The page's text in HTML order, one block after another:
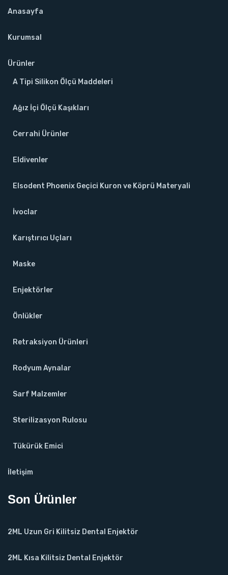
Anasayfa
Kurumsal
Ürünler
A Tipi Silikon Ölçü Maddeleri
Ağız İçi Ölçü Kaşıkları
Cerrahi Ürünler
Eldivenler
Elsodent Phoenix Geçici Kuron ve Köprü Materyali
İvoclar
Karıştırıcı Uçları
Maske
Enjektörler
Önlükler
Retraksiyon Ürünleri
Rodyum Aynalar
Sarf Malzemler
Sterilizasyon Rulosu
Tükürük Emici
İletişim
Son Ürünler
2ML Uzun Gri Kilitsiz Dental Enjektör
2ML Kısa Kilitsiz Dental Enjektör